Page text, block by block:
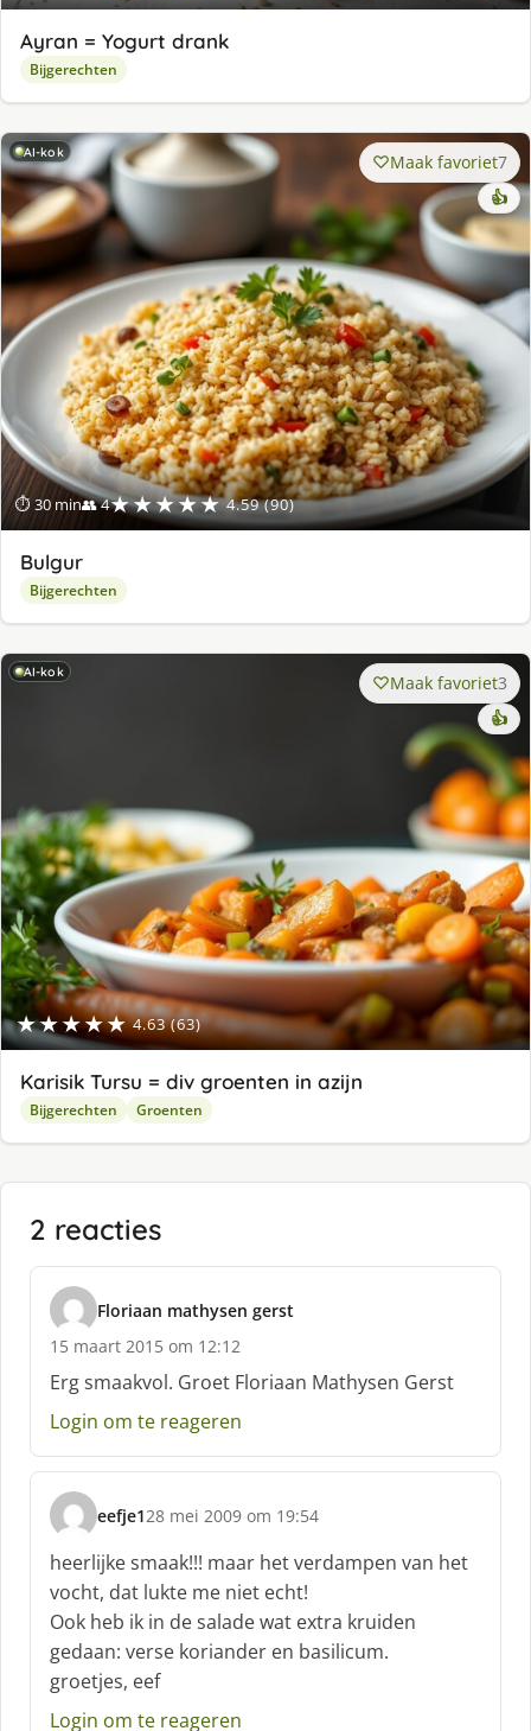
Ayran = Yogurt drank
Bijgerechten
AI-kok
⏱ 30 min👥 4★★★★★ 4.59 (90)
Maak favoriet7
👍
Bulgur
Bijgerechten
AI-kok
★★★★★ 4.63 (63)
Maak favoriet3
👍
Karisik Tursu = div groenten in azijn
Bijgerechten Groenten
2 reacties
Floriaan mathysen gerst
s
c
h
r
e
f
:
15 maart 2015 om 12:12
Erg smaakvol. Groet Floriaan Mathysen Gerst
Login om te reageren
eefje1
s
c
h
r
e
e
f
28 mei 2009 om 19:54
heerlijke smaak!!! maar het verdampen van het
vocht, dat lukte me niet echt!
Ook heb ik in de salade wat extra kruiden
gedaan: verse koriander en basilicum.
groetjes, eef
Login om te reageren